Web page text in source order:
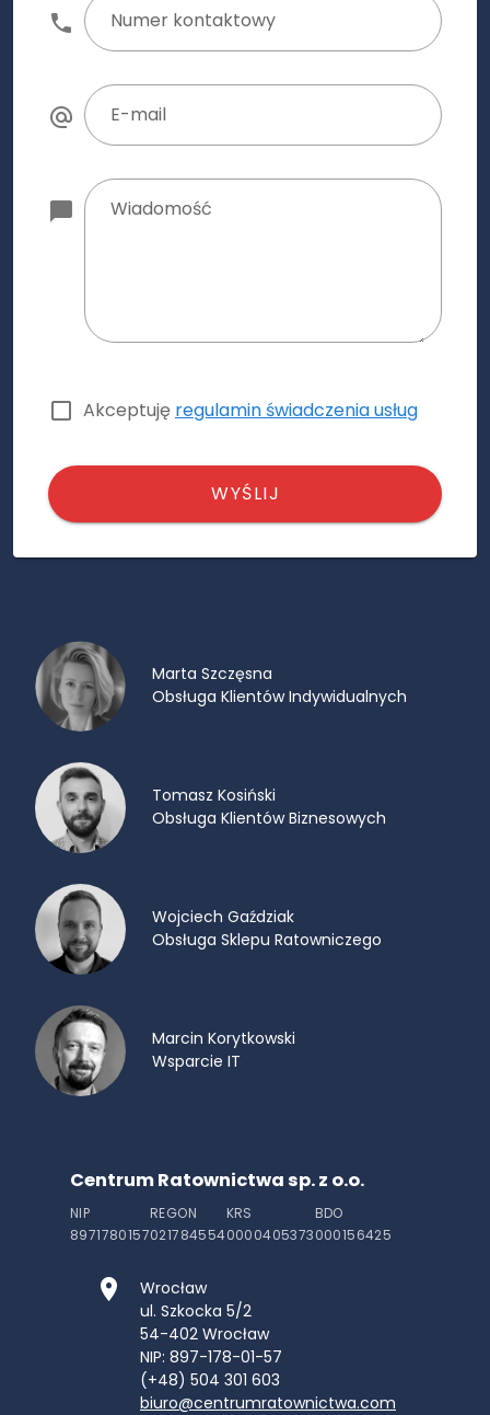
Numer kontaktowy
E-mail
Wiadomość
Akceptuję regulamin świadczenia usług
WYŚLIJ
Marta Szczęsna
Obsługa Klientów Indywidualnych
Tomasz Kosiński
Obsługa Klientów Biznesowych
Wojciech Gaździak
Obsługa Sklepu Ratowniczego
Marcin Korytkowski
Wsparcie IT
Centrum Ratownictwa sp. z o.o.
NIP
8971780157
REGON
021784554
KRS
0000405373
BDO
000156425
Wrocław
ul. Szkocka 5/2
54-402 Wrocław
NIP: 897-178-01-57
(+48) 504 301 603
biuro@centrumratownictwa.com